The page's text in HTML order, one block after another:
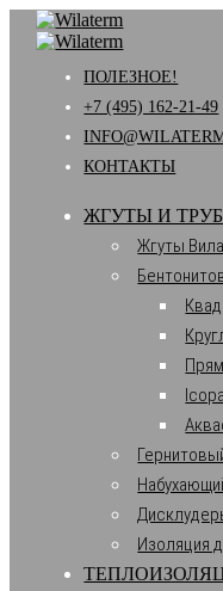
ПОЛЕЗНОЕ!
+7 (495) 162-21-49
КОНТАКТЫ
ЖГУТЫ И
Жгуты
Изоляция